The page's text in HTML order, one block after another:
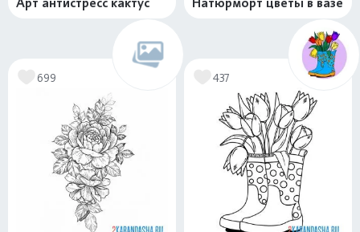
Арт антистресс кактус Натюрморт цветы в вазе
699 437